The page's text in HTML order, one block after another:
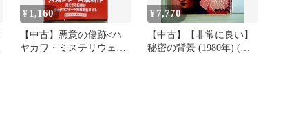
¥ 1,160
【中古】悪意の傷跡<ハ
ヤカワ・ミステリウェク
¥ 7,770
【中古】【非常に良い】
秘密の背景 (1980年) (春